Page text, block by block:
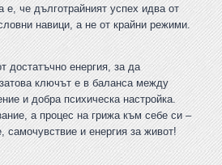
е, че дълготрайният успех идва от
навици, а не от крайни режими.
достатъчно енергия, за да
ключът е в баланса между
и добра психическа настройка.
а процес на грижа към себе си –
самочувствие и енергия за живот!